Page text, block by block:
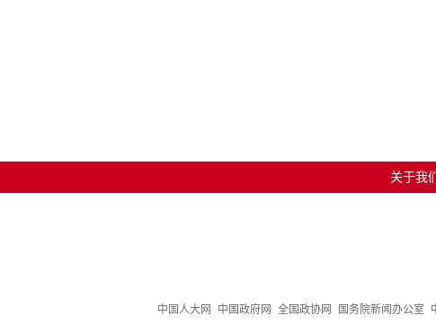
关于我
中国人大网 中国政府网 全国政协网 国务院新闻办公室